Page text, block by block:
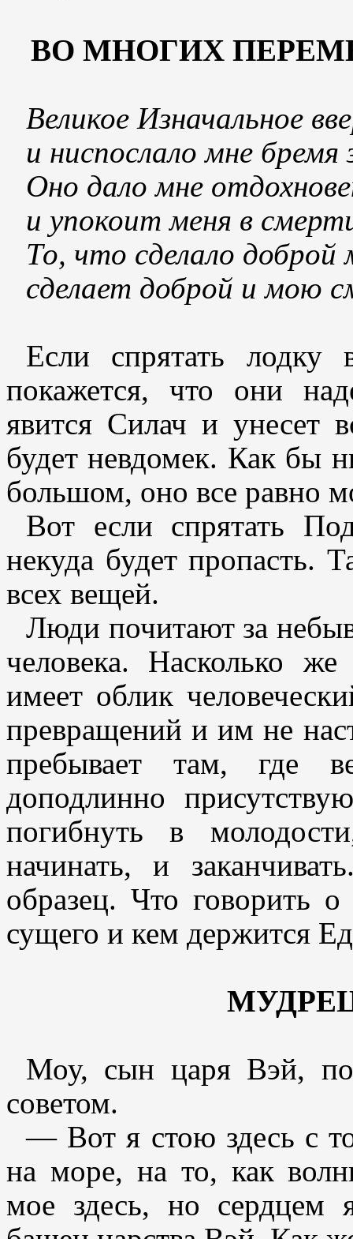
ВО МНОГИХ
Великое Изначальное
и ниспослало мне
Оно дало мне
и упокоит меня в
То, что сделало
сделает доброй и мою
Если спрятать
покажется, что они
явится Силач и унесет
будет невдомек. Как бы
большом, оно все равно
Вот если спрятать
некуда будет пропасть.
всех вещей.
Люди почитают за
человека. Насколько
имеет облик
превращений и им не
пребывает там, где
доподлинно
погибнуть в
начинать, и
образец. Что говорить
сущего и кем держится
Моу, сын царя Вэй,
советом.
— Вот я стою здесь с
на море, на то, как
мое здесь, но сердцем